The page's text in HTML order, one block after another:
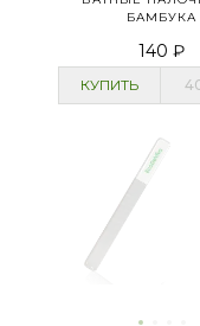
БАМБУКА
140 ₽
КУПИТЬ